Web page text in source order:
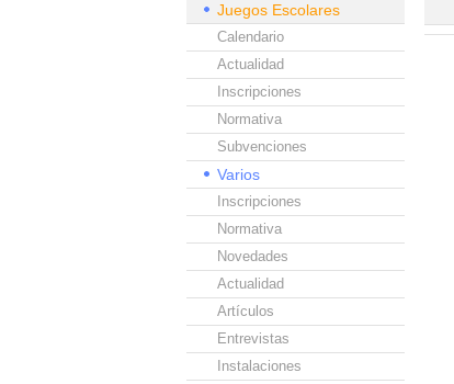
Juegos Escolares
Calendario
Actualidad
Inscripciones
Normativa
Subvenciones
Varios
Inscripciones
Normativa
Novedades
Actualidad
Artículos
Entrevistas
Instalaciones